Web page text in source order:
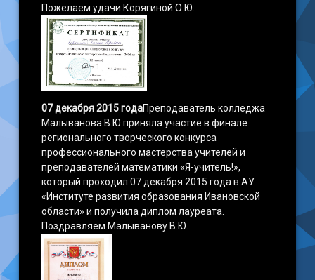
Пожелаем удачи Корягиной О.Ю.
07 декабря 2015 годаПреподаватель колледжа
Малыванова В.Ю приняла участие в финале
регионального творческого конкурса
профессионального мастерства учителей и
преподавателей математики «Я-учитель!»,
который проходил 07 декабря 2015 года в АУ
«Институте развития образования Ивановской
области» и получила диплом лауреата.
Поздравляем Малыванову В.Ю.